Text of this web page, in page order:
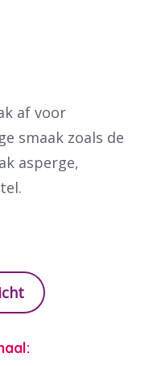
af voor
smaak zoals de
asperge,